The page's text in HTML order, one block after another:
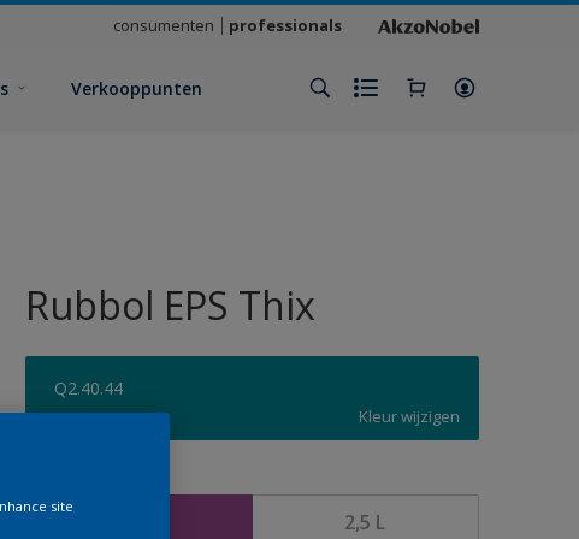
consumenten professionals
Verkooppunten
Rubbol EPS Thix
Q2.40.44
Kleur wijzigen
2,5 L
site